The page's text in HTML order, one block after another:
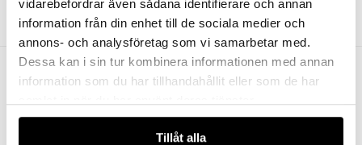
vidarebefordrar även sådana identifierare och annan
information från din enhet till de sociala medier och
annons- och analysföretag som vi samarbetar med.
Dessa kan i sin tur kombinera informationen med annan
information som du har tillhandahållit eller som de har
Tillåt alla
4095 kr 3071 kr 2945 kr 2209 kr
Andra köpte även